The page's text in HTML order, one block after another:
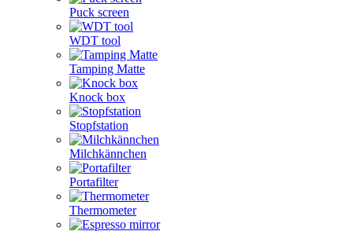
Puck screen
WDT tool
Tamping Matte
Knock box
Stopfstation
Milchkännchen
Portafilter
Thermometer